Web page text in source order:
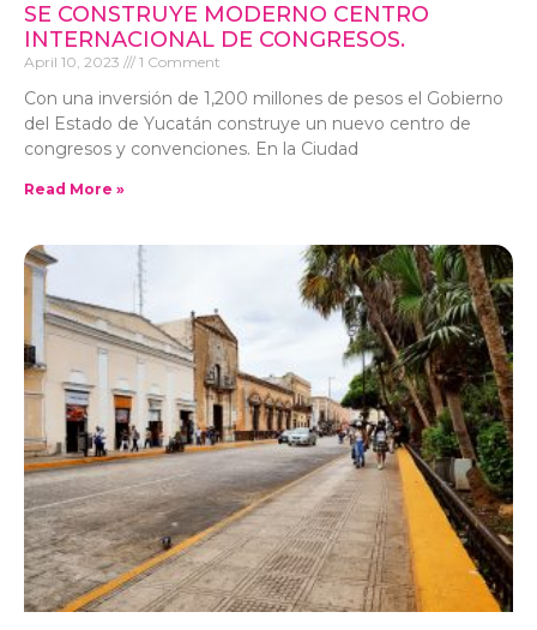
SE CONSTRUYE MODERNO CENTRO
INTERNACIONAL DE CONGRESOS.
April 10, 2023 1 Comment
Con una inversión de 1,200 millones de pesos el Gobierno
del Estado de Yucatán construye un nuevo centro de
congresos y convenciones. En la Ciudad
Read More »